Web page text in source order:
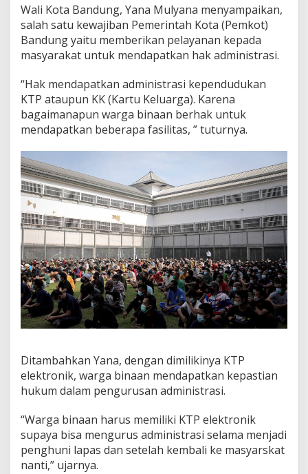
n
T
P
E
e
k
r
o
d
i
R
u
t
a
n
K
e
l
a
s
l
n
d
u
g
Wali Kota Bandung, Yana Mulyana menyampaikan,
salah satu kewajiban Pemerintah Kota (Pemkot)
Bandung yaitu memberikan pelayanan kepada
masyarakat untuk mendapatkan hak administrasi.
“Hak mendapatkan administrasi kependudukan
KTP ataupun KK (Kartu Keluarga). Karena
bagaimanapun warga binaan berhak untuk
mendapatkan beberapa fasilitas, ” tuturnya.
Ditambahkan Yana, dengan dimilikinya KTP
elektronik, warga binaan mendapatkan kepastian
hukum dalam pengurusan administrasi.
“Warga binaan harus memiliki KTP elektronik
supaya bisa mengurus administrasi selama menjadi
penghuni lapas dan setelah kembali ke masyarskat
nanti,” ujarnya.